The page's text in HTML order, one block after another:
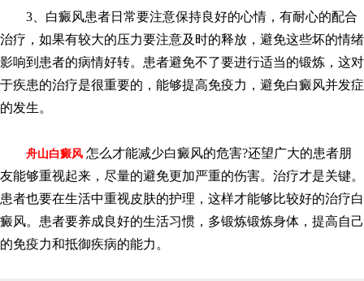
3、白癜风患者日常要注意保持良好的心情，有耐心的配合
治疗，如果有较大的压力要注意及时的释放，避免这些坏的情绪
影响到患者的病情好转。患者避免不了要进行适当的锻炼，这对
于疾患的治疗是很重要的，能够提高免疫力，避免白癜风并发症
的发生。
舟山白癜风 怎么才能减少白癜风的危害?还望广大的患者朋
友能够重视起来，尽量的避免更加严重的伤害。治疗才是关键。
患者也要在生活中重视皮肤的护理，这样才能够比较好的治疗白
癜风。患者要养成良好的生活习惯，多锻炼锻炼身体，提高自己
的免疫力和抵御疾病的能力。